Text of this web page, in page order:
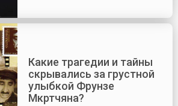
Какие трагедии и тайны
скрывались за грустной
улыбкой Фрунзе
Мкртчяна?